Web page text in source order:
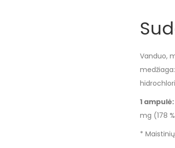
Vanduo,
1 ampulė:
mg (178
*